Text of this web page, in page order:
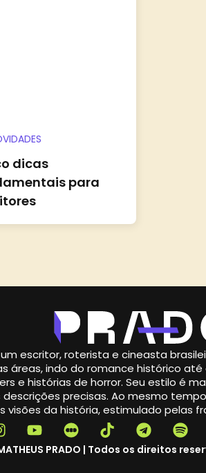
dicas
para
escritor, roterista e cineasta
áreas, indo do romance histórico
e histórias de horror. Seu estilo é
precisas. Ao mesmo
visões da história, estimulado pelas
PRADO | Todos os direitos